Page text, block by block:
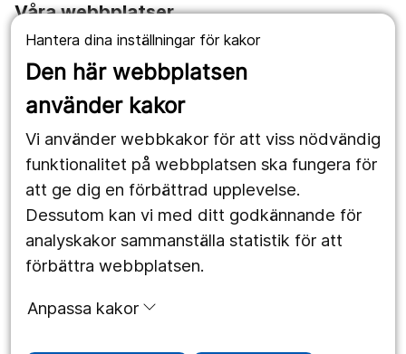
Hantera dina inställningar för kakor
Den här webbplatsen
använder kakor
Vi använder webbkakor för att viss nödvändig
funktionalitet på webbplatsen ska fungera för
att ge dig en förbättrad upplevelse.
Dessutom kan vi med ditt godkännande för
analyskakor sammanställa statistik för att
förbättra webbplatsen.
Anpassa kakor
Våra webbplatser
1177.se
Länstrafiken
Utveckling
Följ oss
Facebook